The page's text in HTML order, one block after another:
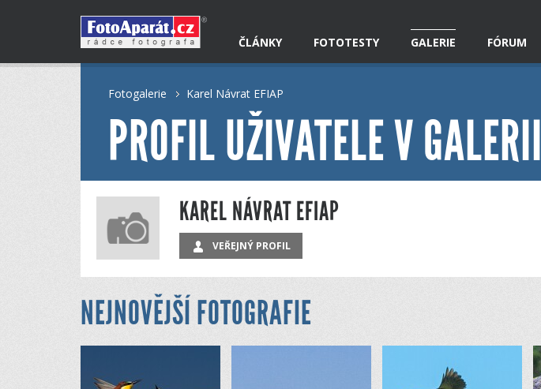
ČLÁNKY FOTOTESTY GALERIE FÓRUM
Fotogalerie Karel Návrat EFIAP
PROFIL UŽIVATELE V GALERII
KAREL NÁVRAT EFIAP
VEŘEJNÝ PROFIL
NEJNOVĚJŠÍ FOTOGRAFIE